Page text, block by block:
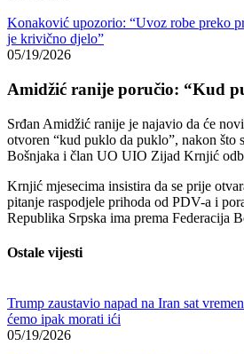
Konaković upozorio: “Uvoz robe preko
je krivično djelo”
05/19/2026
Amidžić ranije poručio: “Kud
Srđan Amidžić ranije je najavio da će
otvoren “kud puklo da puklo”, nakon što
Bošnjaka i član UO UIO Zijad Krnjić
Krnjić mjesecima insistira da se prije
pitanje raspodjele prihoda od PDV-a i
Republika Srpska ima prema Federacija
Ostale vijesti
Trump zaustavio napad na Iran sat
ćemo ipak morati ići
05/19/2026